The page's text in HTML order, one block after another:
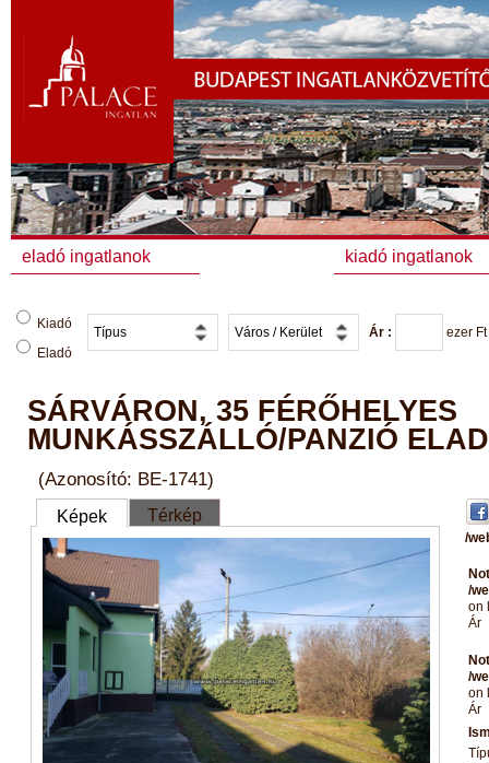
eladó ingatlanok kiadó ingatlanok
Kiadó
Eladó
Ár : ezer
SÁRVÁRON, 35 FÉRŐHELYES
MUNKÁSSZÁLLÓ/PANZIÓ
(Azonosító: BE-1741)
Képek Térkép
/
/
on
Ár
/
on
Ár